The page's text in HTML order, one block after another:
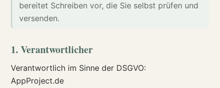
bereitet Schreiben vor, die Sie selbst prüfen und
versenden.
1. Verantwortlicher
Verantwortlich im Sinne der DSGVO:
AppProject.de